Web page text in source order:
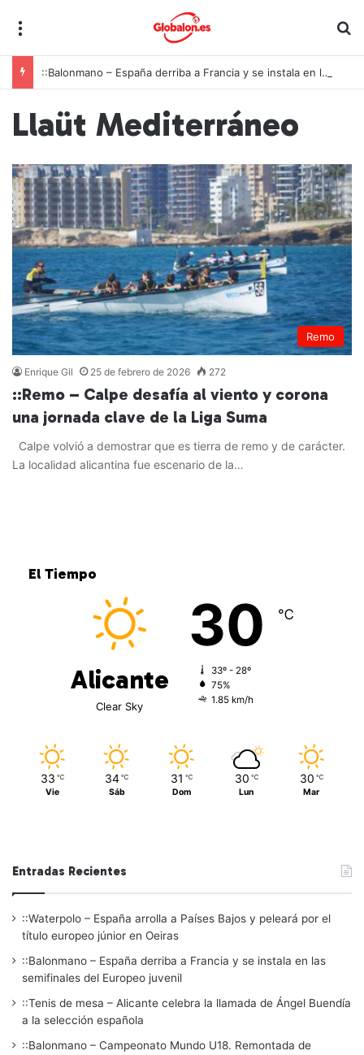
::Balonmano – España derriba a Francia y se instala en las semifinales del Europeo juvenil
Llaüt Mediterráneo
Remo
Enrique Gil 25 de febrero de 2026 272
::Remo – Calpe desafía al viento y corona
una jornada clave de la Liga Suma
Calpe volvió a demostrar que es tierra de remo y de carácter.
La localidad alicantina fue escenario de la…
El Tiempo
Alicante
Clear Sky
30 ℃
33º - 28º
75%
1.85 km/h
33 ℃
Vie
34 ℃
Sáb
31 ℃
Dom
30 ℃
Lun
30 ℃
Mar
Entradas Recientes
::Waterpolo – España arrolla a Países Bajos y peleará por el
título europeo júnior en Oeiras
::Balonmano – España derriba a Francia y se instala en las
semifinales del Europeo juvenil
::Tenis de mesa – Alicante celebra la llamada de Ángel Buendía
a la selección española
::Balonmano – Campeonato Mundo U18. Remontada de